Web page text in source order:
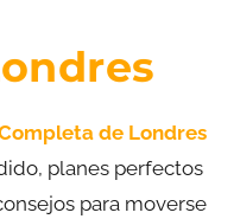
de Londres
planes perfectos
para moverse